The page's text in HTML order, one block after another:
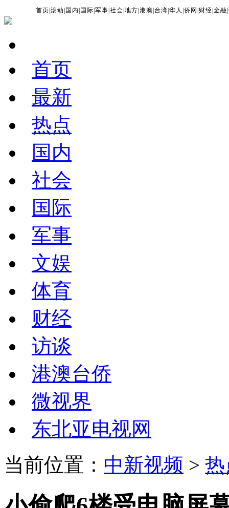
首页 |滚动 国内 国际 |军事 |社会 |地方 |港澳 台湾 |华人 |侨网 财经 |金融 |
首页
最新
热点
国内
社会
国际
军事
文娱
体育
财经
访谈
港澳台侨
微视界
东北亚电视网
当前位置： 中新视频 >